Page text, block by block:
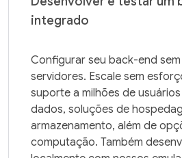
integrado
Configurar seu back-end
servidores. Escale sem
suporte a milhões de
dados, soluções de
armazenamento, além de
computação. Também